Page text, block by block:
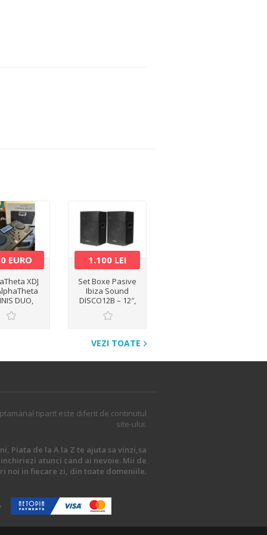
EURO
XDJ
DUO,
DJ OPUS
Pioneer DJ
1.100 LEI
Set Boxe Pasive
Ibiza Sound
DISCO12B – 12″,
600W, 3 Căi Bass
Reflex, 8 Ohmi
VEZI TOATE
tiparit este diferit de continutul
site-ului.
Piata de la A la Z te ajuta sa vinzi,sa
atunci cand ai nevoie. Mii de
noi in fiecare zi, din toate domeniile.